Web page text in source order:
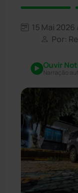
15 Mai 2026
Por:
Ouvir
Narração